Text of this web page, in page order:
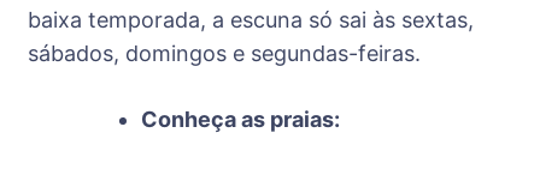
baixa temporada, a escuna só sai às sextas,
sábados, domingos e segundas-feiras.
Conheça as praias: